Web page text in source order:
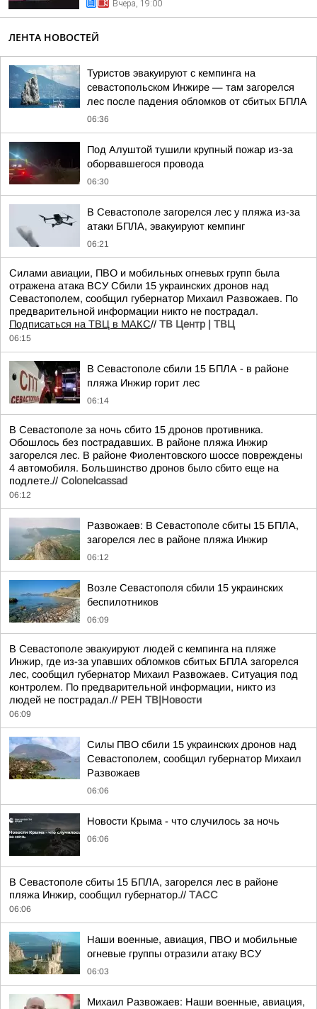
Вчера, 19:00
ЛЕНТА НОВОСТЕЙ
Туристов эвакуируют с кемпинга на
севастопольском Инжире — там загорелся
лес после падения обломков от сбитых БПЛА
06:36
Под Алуштой тушили крупный пожар из-за
оборвавшегося провода
06:30
В Севастополе загорелся лес у пляжа из-за
атаки БПЛА, эвакуируют кемпинг
06:21
Силами авиации, ПВО и мобильных огневых групп была
отражена атака ВСУ Сбили 15 украинских дронов над
Севастополем, сообщил губернатор Михаил Развожаев. По
предварительной информации никто не пострадал.
Подписаться на ТВЦ в МАКС// ТВ Центр | ТВЦ
06:15
В Севастополе сбили 15 БПЛА - в районе
пляжа Инжир горит лес
06:14
В Севастополе за ночь сбито 15 дронов противника.
Обошлось без пострадавших. В районе пляжа Инжир
загорелся лес. В районе Фиолентовского шоссе повреждены
4 автомобиля. Большинство дронов было сбито еще на
подлете.// Colonelcassad
06:12
Развожаев: В Севастополе сбиты 15 БПЛА,
загорелся лес в районе пляжа Инжир
06:12
Возле Севастополя сбили 15 украинских
беспилотников
06:09
В Севастополе эвакуируют людей с кемпинга на пляже
Инжир, где из-за упавших обломков сбитых БПЛА загорелся
лес, сообщил губернатор Михаил Развожаев. Ситуация под
контролем. По предварительной информации, никто из
людей не пострадал.// РЕН ТВ|Новости
06:09
Силы ПВО сбили 15 украинских дронов над
Севастополем, сообщил губернатор Михаил
Развожаев
06:06
Новости Крыма - что случилось за ночь
06:06
В Севастополе сбиты 15 БПЛА, загорелся лес в районе
пляжа Инжир, сообщил губернатор.// ТАСС
06:06
Наши военные, авиация, ПВО и мобильные
огневые группы отразили атаку ВСУ
06:03
Михаил Развожаев: Наши военные, авиация,